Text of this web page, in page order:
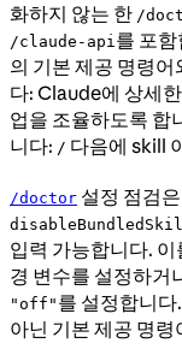
화하지 않는 한 /
/claude-api를 포
의 기본 제공 명령
다: Claude에 상세
업을 조율하도록 합
니다: / 다음에 skill
/doctor 설정 점검
입력 가능합니다. 이
경 변수를 설정하거
"off" 를 설정합니
아닌 기본 제공 명